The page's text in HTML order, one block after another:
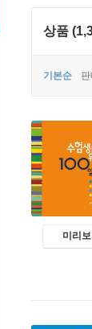
상품
기본순
미리